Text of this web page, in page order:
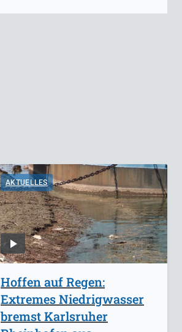
AKTUELLES
Hoffen auf Regen:
Extremes Niedrigwasser
bremst Karlsruher